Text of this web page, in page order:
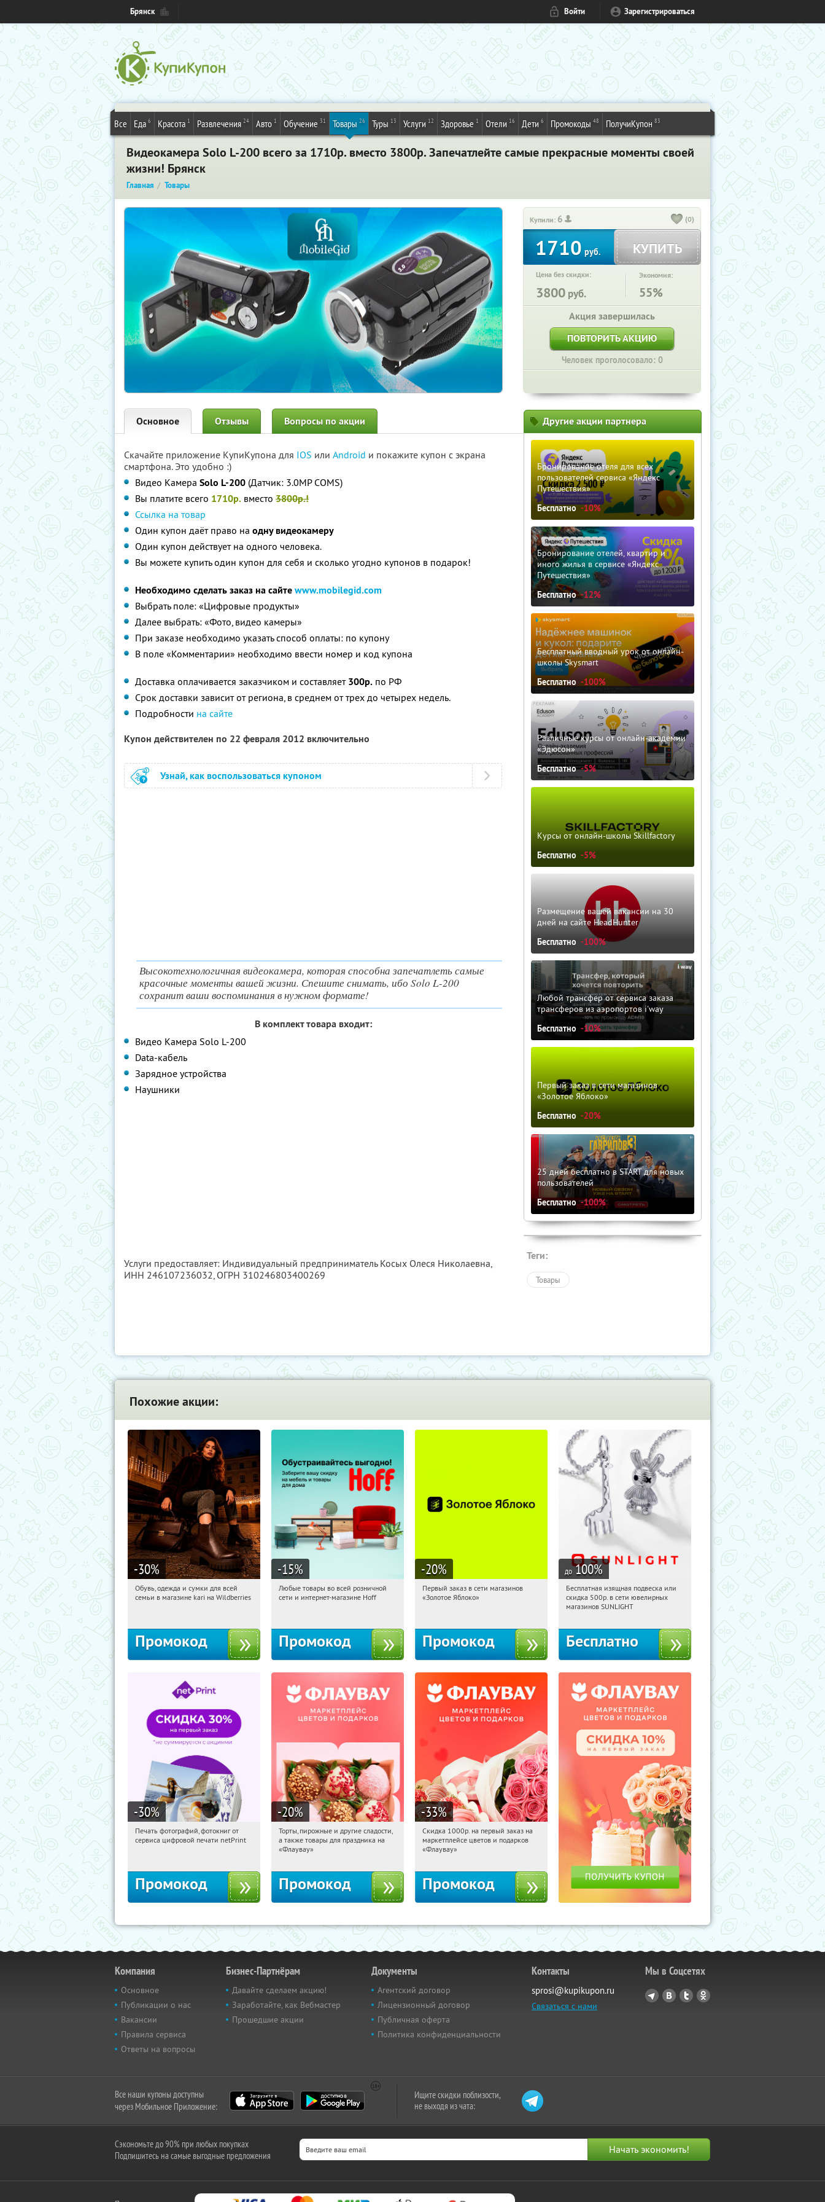
Брянск Войти Зарегистрироваться
Все Еда 6 Красота 1 Развлечения 24 Авто 1 Обучение 31 Товары 26 Туры 13 Услуги 12 Здоровье 1 Отели 16 Дети 6 Промокоды 48 ПолучиКупон 83
Видеокамера Solo L-200 всего за 1710р. вместо 3800р. Запечатлейте самые прекрасные моменты своей
жизни! Брянск
Главная Товары
Купили: 6 (0)
1710руб. КУПИТЬ
Цена без скидки:
3800 руб.
Экономия:
55%
Акция завершилась
ПОВТОРИТЬ АКЦИЮ
Человек проголосовало: 0
Основное Отзывы Вопросы по акции
Скачайте приложение КупиКупона для IOS или Android и покажите купон с экрана
смартфона. Это удобно :)
Видео Камера Solo L-200 (Датчик: 3.0MP COMS)
Вы платите всего 1710р. вместо 3800р.!
Ссылка на товар
Один купон даёт право на одну видеокамеру
Один купон действует на одного человека.
Вы можете купить один купон для себя и сколько угодно купонов в подарок!
Необходимо сделать заказ на сайтеwww.mobilegid.com
Выбрать поле: «Цифровые продукты»
Далее выбрать: «Фото, видео камеры»
При заказе необходимо указать способ оплаты: по купону
В поле «Комментарии» необходимо ввести номер и код купона
Доставка оплачивается заказчиком и составляет 300р. по РФ
Срок доставки зависит от региона, в среднем от трех до четырех недель.
Подробности на сайте
Купон действителен по 22 февраля 2012 включительно
Узнай, как воспользоваться купоном
Высокотехнологичная видеокамера, которая способна запечатлеть самые
красочные моменты вашей жизни. Спешите снимать, ибо Solo L-200
сохранит ваши воспоминания в нужном формате!
В комплект товара входит:
Видео Камера Solo L-200
Data-кабель
Зарядное устройства
Наушники
Услуги предоставляет: Индивидуальный предприниматель Косых Олеся Николаевна,
ИНН 246107236032, ОГРН 310246803400269
Другие акции партнера
Бронирование отеля для всех
пользователей сервиса «Яндекс
Путешествия»
Бесплатно -10%
Бронирование отелей, квартир и
иного жилья в сервисе «Яндекс
Путешествия»
Бесплатно -12%
Бесплатный вводный урок от онлайн-
школы Skysmart
Бесплатно -100%
Различные курсы от онлайн-академии
«Эдюсон»
Бесплатно -5%
Курсы от онлайн-школы Skillfactory
Бесплатно -5%
Размещение вашей вакансии на 30
дней на сайте HeadHunter
Бесплатно -100%
Любой трансфер от сервиса заказа
трансферов из аэропортов i'way
Бесплатно -10%
Первый заказ в сети магазинов
«Золотое Яблоко»
Бесплатно -20%
25 дней бесплатно в START для новых
пользователей
Бесплатно -100%
Теги:
Товары
Похожие акции:
-30%
21:12:29 Получили:
Обувь, одежда и сумки для всей
семьи в магазине kari на Wildberries
Промокод
-15%
21:12:29 Получили:
Любые товары во всей розничной
сети и интернет-магазине Hoff
Промокод
-20%
21:12:29
Получи первым!
Первый заказ в сети магазинов
«Золотое Яблоко»
Промокод
до 100%
21:12:29 Получили:
Россия
Бесплатная изящная подвеска или
скидка 500р. в сети ювелирных
магазинов SUNLIGHT
Бесплатно
-30%
21:12:29 Получили:
Печать фотографий, фотокниг от
сервиса цифровой печати netPrint
Промокод
-20%
21:12:29 Получили:
Россия
Торты, пирожные и другие сладости,
а также товары для праздника на
«Флаувау»
Промокод
-33%
21:12:29 Получили:
Россия
Скидка 1000р. на первый заказ на
маркетплейсе цветов и подарков
«Флаувау»
Промокод
Компания
Основное
Публикации о нас
Вакансии
Правила сервиса
Ответы на вопросы
Бизнес-Партнёрам
Давайте сделаем акцию!
Заработайте, как Вебмастер
Прошедшие акции
Документы
Агентский договор
Лицензионный договор
Публичная оферта
Политика конфиденциальности
Контакты
sprosi@kupikupon.ru
Связаться с нами
Мы в Соцсетях
Все наши купоны доступны
через Мобильное Приложение:
Ищите скидки поблизости,
не выходя из чата:
Сэкономьте до 90% при любых покупках
Подпишитесь на самые выгодные предложения